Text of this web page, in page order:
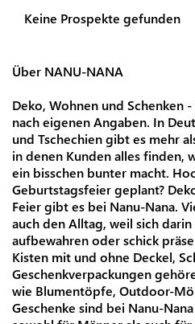
Keine Prospekte gefunden
Über NANU-NANA
Deko, Wohnen und Schenken
nach eigenen Angaben. In
und Tschechien gibt es mehr
in denen Kunden alles finden,
ein bisschen bunter macht.
Geburtstagsfeier geplant?
Feier gibt es bei Nanu-Nana.
auch den Alltag, weil sich
aufbewahren oder schick
Kisten mit und ohne Deckel,
Geschenkverpackungen
wie Blumentöpfe, Outdoor-
Geschenke sind bei Nanu-